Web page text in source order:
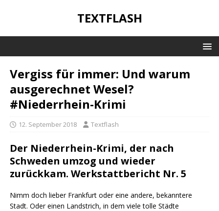
TEXTFLASH
Vergiss für immer: Und warum
ausgerechnet Wesel?
#Niederrhein-Krimi
12. September 2018 Textflash
Der Niederrhein-Krimi, der nach
Schweden umzog und wieder
zurückkam. Werkstattbericht Nr. 5
Nimm doch lieber Frankfurt oder eine andere, bekanntere
Stadt. Oder einen Landstrich, in dem viele tolle Städte